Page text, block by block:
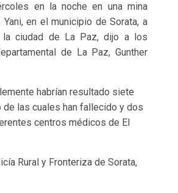
en la noche en una mina
en el municipio de Sorata, a
ciudad de La Paz, dijo a los
de La Paz, Gunther
habrían resultado siete
las cuales han fallecido y dos
centros médicos de El
Rural y Fronteriza de Sorata,